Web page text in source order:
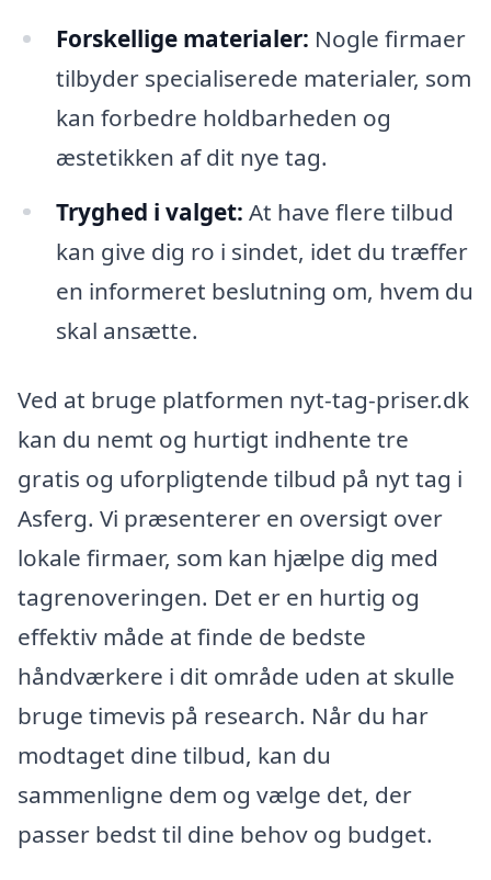
Forskellige materialer: Nogle firmaer
tilbyder specialiserede materialer, som
kan forbedre holdbarheden og
æstetikken af dit nye tag.
Tryghed i valget: At have flere tilbud
kan give dig ro i sindet, idet du træffer
en informeret beslutning om, hvem du
skal ansætte.
Ved at bruge platformen nyt-tag-priser.dk
kan du nemt og hurtigt indhente tre
gratis og uforpligtende tilbud på nyt tag i
Asferg. Vi præsenterer en oversigt over
lokale firmaer, som kan hjælpe dig med
tagrenoveringen. Det er en hurtig og
effektiv måde at finde de bedste
håndværkere i dit område uden at skulle
bruge timevis på research. Når du har
modtaget dine tilbud, kan du
sammenligne dem og vælge det, der
passer bedst til dine behov og budget.